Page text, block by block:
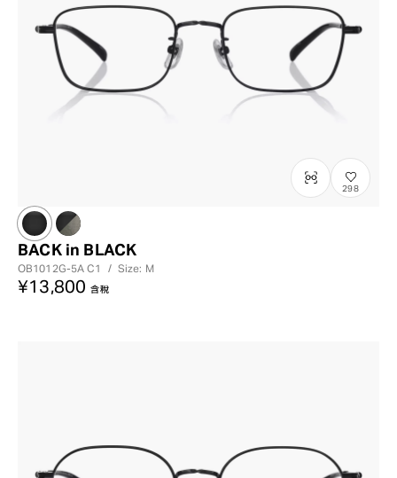
298
BACK in BLACK
OB1012G-5AC1 / Size: M
¥13,800 含稅